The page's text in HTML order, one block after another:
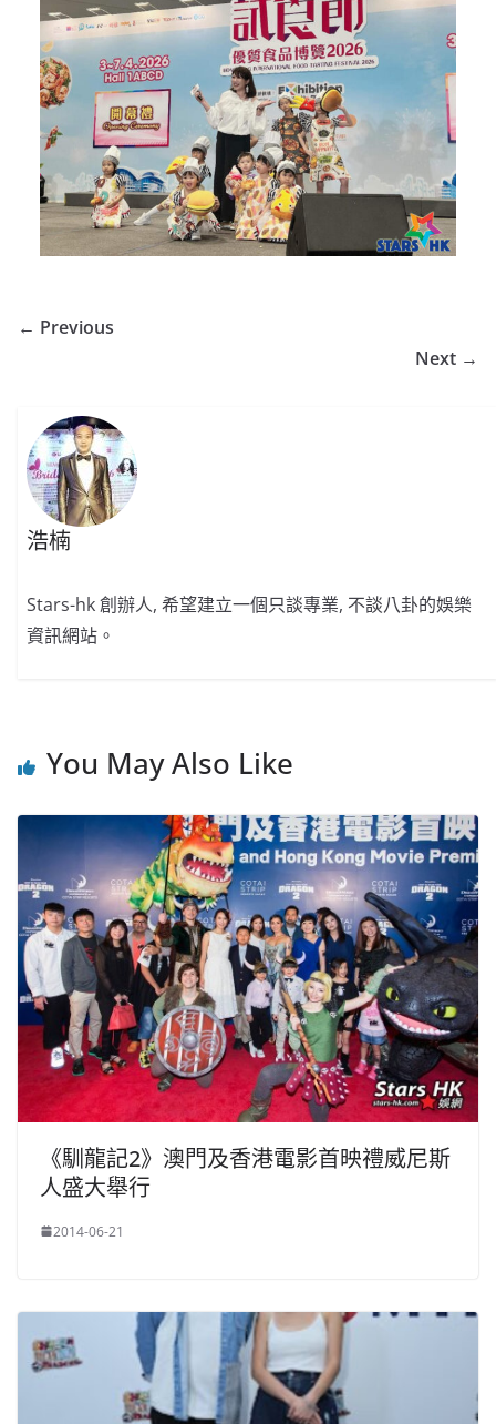
← Previous
Next →
浩楠
Stars-hk 創辦人, 希望建立一個只談專業, 不談八卦的娛樂
資訊網站。
You May Also Like
《馴龍記2》澳門及香港電影首映禮威尼斯
人盛大舉行
2014-06-21